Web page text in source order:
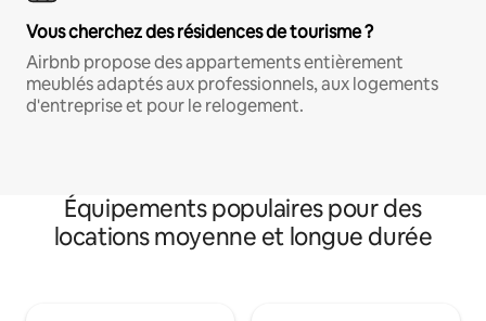
Vous cherchez des résidences de tourisme ?
Airbnb propose des appartements entièrement
meublés adaptés aux professionnels, aux logements
d'entreprise et pour le relogement.
Équipements populaires pour des
locations moyenne et longue durée